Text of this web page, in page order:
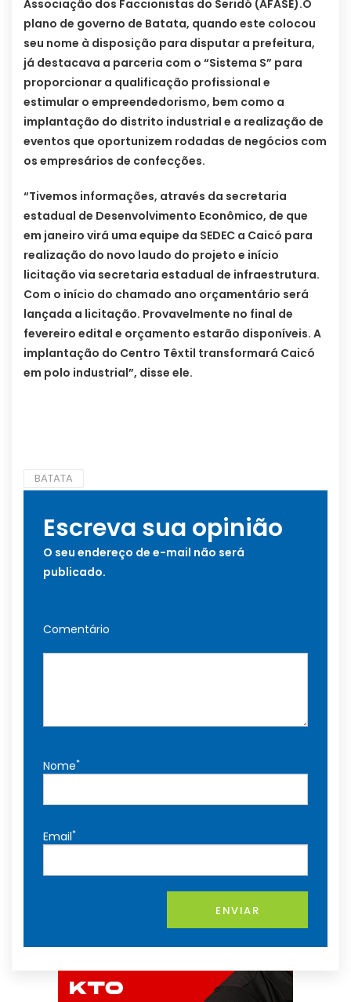
Associação dos Faccionistas do Seridó (AFASE).O
plano de governo de Batata, quando este colocou
seu nome à disposição para disputar a prefeitura,
já destacava a parceria com o “Sistema S” para
proporcionar a qualificação profissional e
estimular o empreendedorismo, bem como a
implantação do distrito industrial e a realização de
eventos que oportunizem rodadas de negócios com
os empresários de confecções.
“Tivemos informações, através da secretaria
estadual de Desenvolvimento Econômico, de que
em janeiro virá uma equipe da SEDEC a Caicó para
realização do novo laudo do projeto e início
licitação via secretaria estadual de infraestrutura.
Com o início do chamado ano orçamentário será
lançada a licitação. Provavelmente no final de
fevereiro edital e orçamento estarão disponíveis. A
implantação do Centro Têxtil transformará Caicó
em polo industrial”, disse ele.
BATATA
Escreva sua opinião
O seu endereço de e-mail não será
publicado.
Comentário
Nome*
Email*
ENVIAR